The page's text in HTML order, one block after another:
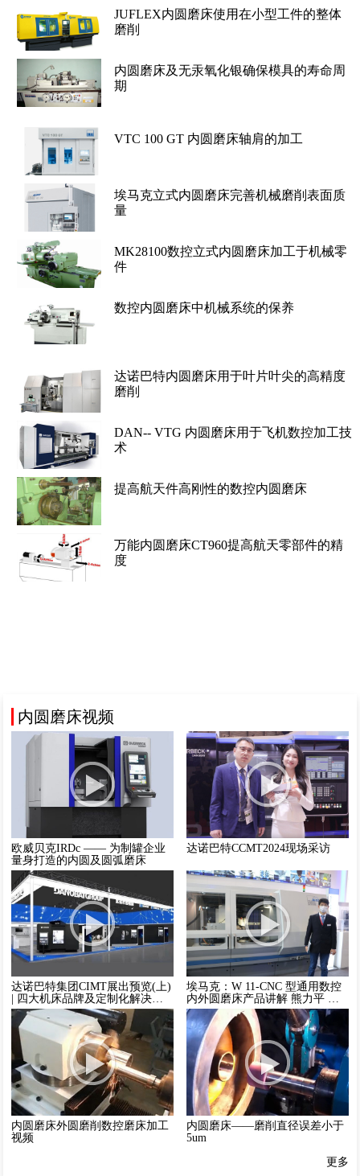
JUFLEX内圆磨床使用在小型工件的整体
磨削
内圆磨床及无汞氧化银确保模具的寿命周
期
VTC 100 GT 内圆磨床轴肩的加工
埃马克立式内圆磨床完善机械磨削表面质
量
MK28100数控立式内圆磨床加工于机械零
件
数控内圆磨床中机械系统的保养
达诺巴特内圆磨床用于叶片叶尖的高精度
磨削
DAN-- VTG 内圆磨床用于飞机数控加工技
术
提高航天件高刚性的数控内圆磨床
万能内圆磨床CT960提高航天零部件的精
度
内圆磨床视频
欧威贝克IRDc —— 为制罐企业
量身打造的内圆及圆弧磨床
达诺巴特CCMT2024现场采访
达诺巴特集团CIMT展出预览(上)
| 四大机床品牌及定制化解决方
案集中亮相
埃马克：W 11-CNC 型通用数控
内外圆磨床产品讲解 熊力平 技
术应用副总监
内圆磨床外圆磨削数控磨床加工
视频
内圆磨床——磨削直径误差小于
5um
更多